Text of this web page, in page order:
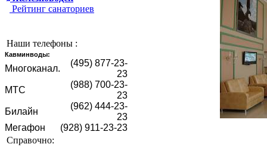
Рейтинг санаториев
Наши телефоны :
Кавминводы:
Mногоканал.
(495) 877-23-
23
МТС
(988) 700-23-
23
Билайн
(962) 444-23-
23
Мегафон
(928) 911-23-23
Справочно: